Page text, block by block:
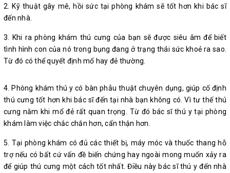
2. Kỹ thuật gây mê, hồi sức tại phòng khám sẽ tốt hơn khi bác sĩ
đến nhà.
3. Khi ra phòng khám thú cưng của bạn sẽ được siêu âm để biết
tình hình con của nó trong bụng đang ở trạng thái sức khoẻ ra sao.
Từ đó có thể quyết định mổ hay đẻ thường.
4. Phòng khám thú y có bàn phẫu thuật chuyên dụng, giúp cố định
thú cưng tốt hơn khi bác sĩ đến tại nhà bạn không có. Vì tư thế thú
cưng nằm khi mổ đẻ rất quan trọng. Từ đó bác sĩ thú y tại phòng
khám làm việc chắc chắn hơn, cẩn thận hơn.
5. Tại phòng khám có đủ các thiết bị, máy móc và thuốc thang hỗ
trợ nếu có bất cứ vấn đề biến chứng hay ngoài mong muốn xảy ra
để giúp thú cưng một cách tốt nhất. Điều này bác sĩ thú y đến nhà